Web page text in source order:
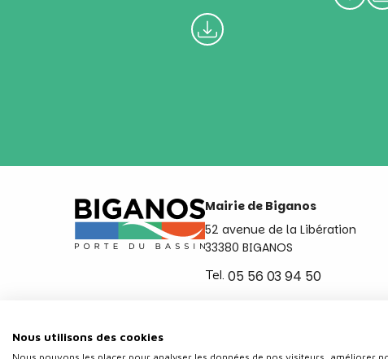
Mairie de Biganos
52 avenue de la Libération
33380 BIGANOS
Tel. 05 56 03 94 50
Nous utilisons des cookies